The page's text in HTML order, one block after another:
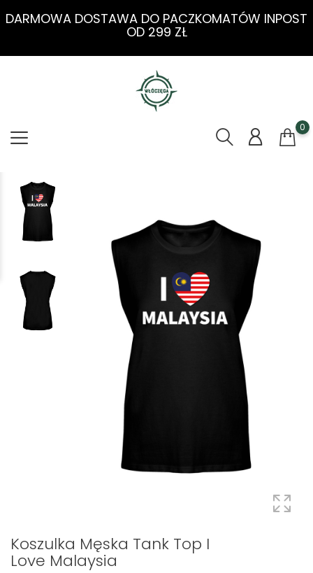
DARMOWA DOSTAWA DO PACZKOMATÓW INPOST
OD 299 ZŁ
0
Koszulka Męska Tank Top I
Love Malaysia